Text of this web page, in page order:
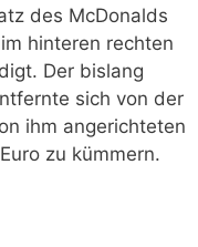
des McDonalds
hinteren rechten
Der bislang
sich von der
ihm angerichteten
zu kümmern.